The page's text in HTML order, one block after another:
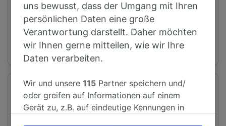
Erster Zug
03:56
Letzter Zug
Abfahrtsstation
Surbiton
Ankunftsstation
London
uns bewusst, dass der Umgang mit Ihren
persönlichen Daten eine große
Verantwortung darstellt. Daher möchten
wir Ihnen gerne mitteilen, wie wir Ihre
Daten verarbeiten.
Wir und unsere115 Partner speichern und/
oder greifen auf Informationen auf einem
Gerät zu, z.B. auf eindeutige Kennungen in